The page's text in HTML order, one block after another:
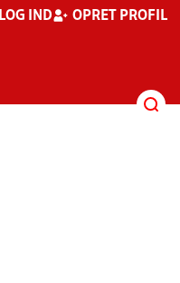
LOG IND OPRET PROFIL